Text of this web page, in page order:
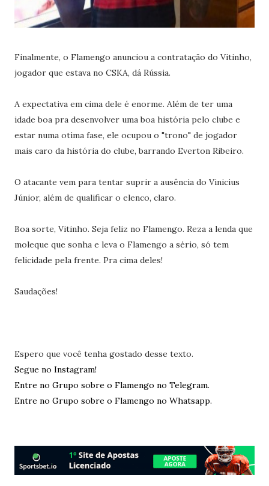
Finalmente, o Flamengo anunciou a contratação do Vitinho,
jogador que estava no CSKA, dá Rússia.
A expectativa em cima dele é enorme. Além de ter uma
idade boa pra desenvolver uma boa história pelo clube e
estar numa otima fase, ele ocupou o "trono" de jogador
mais caro da história do clube, barrando Everton Ribeiro.
O atacante vem para tentar suprir a ausência do Vinicius
Júnior, além de qualificar o elenco, claro.
Boa sorte, Vitinho. Seja feliz no Flamengo. Reza a lenda que
moleque que sonha e leva o Flamengo a sério, só tem
felicidade pela frente. Pra cima deles!
Saudações!
Espero que você tenha gostado desse texto.
Segue no Instagram!
Entre no Grupo sobre o Flamengo no Telegram.
Entre no Grupo sobre o Flamengo no Whatsapp.